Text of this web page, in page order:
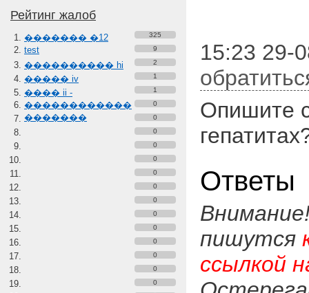
Рейтинг жалоб
������� �12 325
test 9
���������� hi 2
����� iv 1
���� ii -
������������
�������
1
0
0
0
0
0
0
0
0
0
0
0
0
0
0
15:23 29-
Опишите
Ответы
пишутся
ссылкой